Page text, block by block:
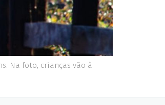
Na foto, crianças vão à